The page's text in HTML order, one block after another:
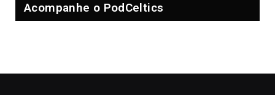
Acompanhe o PodCeltics